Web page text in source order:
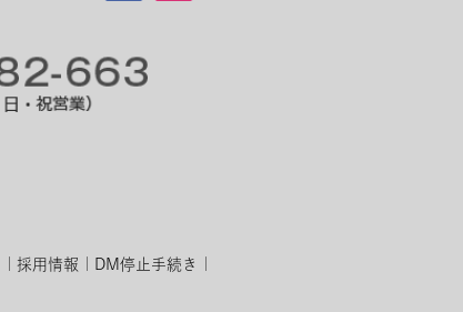
採用情報
DM停止手続き